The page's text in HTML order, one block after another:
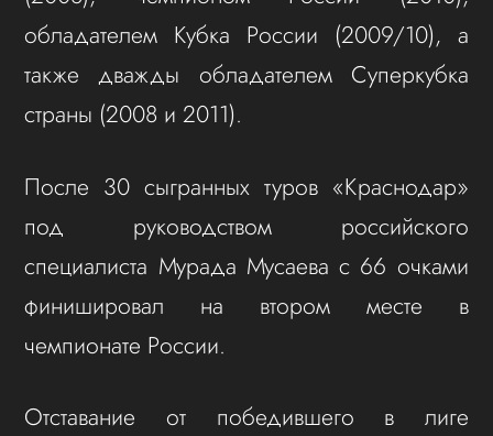
обладателем Кубка России (2009/10), а
также дважды обладателем Суперкубка
страны (2008 и 2011).
После 30 сыгранных туров «Краснодар»
под руководством российского
специалиста Мурада Мусаева с 66 очками
финишировал на втором месте в
чемпионате России.
Отставание от победившего в лиге